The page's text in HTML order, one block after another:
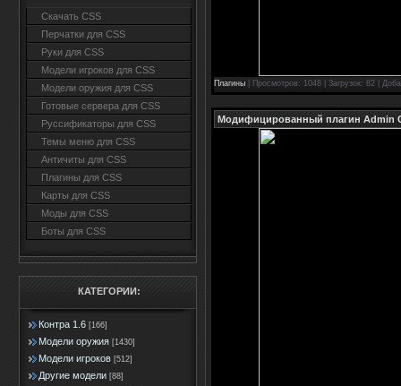
Cкачать CSS
Перчатки для CSS
Руки для CSS
Модели игроков для CSS
Модели оружия для CSS
Готовые сервера для CSS
Руссификаторы для CSS
Темы меню для CSS
Античиты для CSS
Плагины для CSS
Карты для CSS
Моды для CSS
Боты для CSS
КАТЕГОРИИ:
Контра 1.6 [166]
Модели оружия [1430]
Модели игроков [512]
Другие модели [88]
Плагины | Просмотров: 1048 | Загрузок: 82 |
Модифицированный плагин Admin